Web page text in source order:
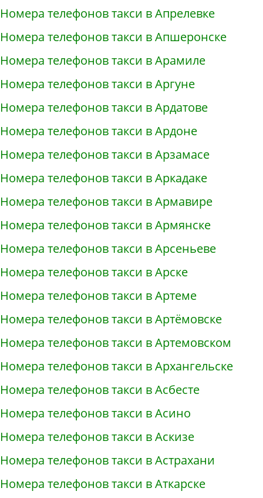
Номера телефонов такси в Апрелевке
Номера телефонов такси в Апшеронске
Номера телефонов такси в Арамиле
Номера телефонов такси в Аргуне
Номера телефонов такси в Ардатове
Номера телефонов такси в Ардоне
Номера телефонов такси в Арзамасе
Номера телефонов такси в Аркадаке
Номера телефонов такси в Армавире
Номера телефонов такси в Армянске
Номера телефонов такси в Арсеньеве
Номера телефонов такси в Арске
Номера телефонов такси в Артеме
Номера телефонов такси в Артёмовске
Номера телефонов такси в Артемовском
Номера телефонов такси в Архангельске
Номера телефонов такси в Асбесте
Номера телефонов такси в Асино
Номера телефонов такси в Аскизе
Номера телефонов такси в Астрахани
Номера телефонов такси в Аткарске